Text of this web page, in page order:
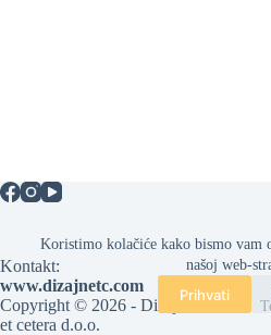
Koristimo kolačiće kako bismo vam
našoj web-
Prihvati
Kontakt:
www.dizajnetc.com
Copyright © 2026 - Dizajn
et cetera d.o.o.